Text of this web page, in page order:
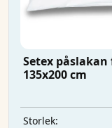
Setex
135x200 cm
Storlek: